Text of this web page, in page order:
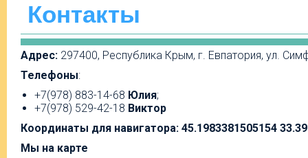
Контакты
Адрес: 297400, Республика Крым, г. Евпатория, ул.
Телефоны:
+7(978) 883-14-68 Юлия;
+7(978) 529-42-18 Виктор
Координаты для навигатора: 45.1983381505154 33.
Мы на карте